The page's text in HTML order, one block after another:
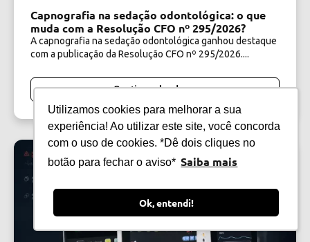
Utilizamos cookies para melhorar a sua
experiência! Ao utilizar este site, você concorda
com o uso de cookies. *Dê dois cliques no
botão para fechar o aviso* Saiba mais
Ok, entendi!
Capnografia na sedação odontológica: o que
muda com a Resolução CFO nº 295/2026?
A capnografia na sedação odontológica ganhou destaque
com a publicação da Resolução CFO nº 295/2026....
Continuar lendo